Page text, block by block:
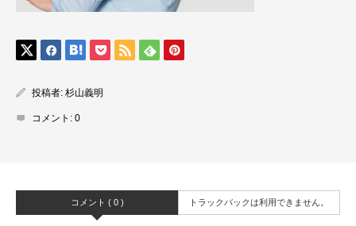
投稿者: 杉山義明
コメント: 0
コメント ( 0 ) トラックバックは利用できません。